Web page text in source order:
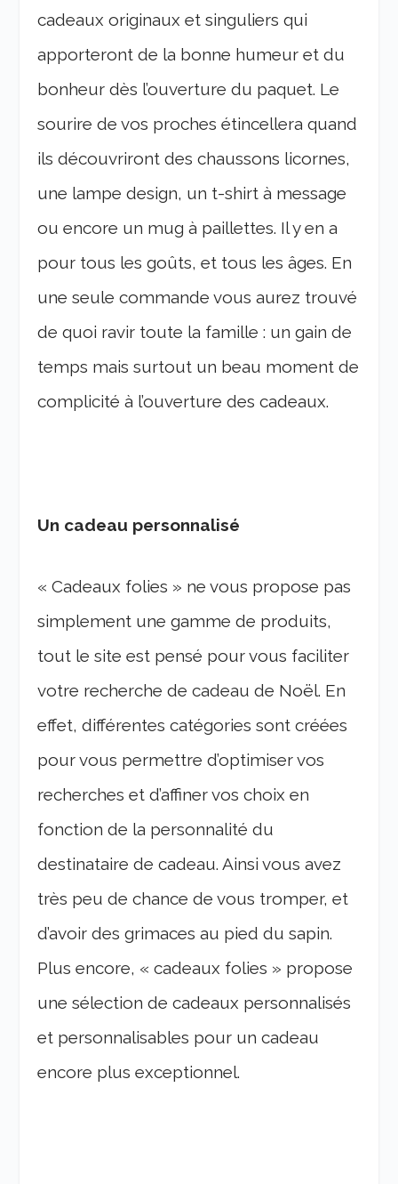
cadeaux originaux et singuliers qui
apporteront de la bonne humeur et du
bonheur dès l’ouverture du paquet. Le
sourire de vos proches étincellera quand
ils découvriront des chaussons licornes,
une lampe design, un t-shirt à message
ou encore un mug à paillettes. Il y en a
pour tous les goûts, et tous les âges. En
une seule commande vous aurez trouvé
de quoi ravir toute la famille : un gain de
temps mais surtout un beau moment de
complicité à l’ouverture des cadeaux.
Un cadeau personnalisé
« Cadeaux folies » ne vous propose pas
simplement une gamme de produits,
tout le site est pensé pour vous faciliter
votre recherche de cadeau de Noël. En
effet, différentes catégories sont créées
pour vous permettre d’optimiser vos
recherches et d’affiner vos choix en
fonction de la personnalité du
destinataire de cadeau. Ainsi vous avez
très peu de chance de vous tromper, et
d’avoir des grimaces au pied du sapin.
Plus encore, « cadeaux folies » propose
une sélection de cadeaux personnalisés
et personnalisables pour un cadeau
encore plus exceptionnel.